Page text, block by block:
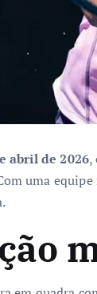
abril de 2026,
uma